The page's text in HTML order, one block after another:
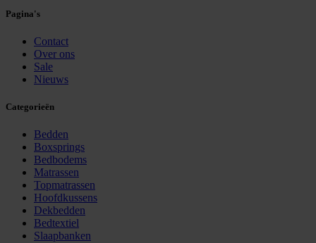
Pagina's
Contact
Over ons
Sale
Nieuws
Categorieën
Bedden
Boxsprings
Bedbodems
Matrassen
Topmatrassen
Hoofdkussens
Dekbedden
Bedtextiel
Slaapbanken